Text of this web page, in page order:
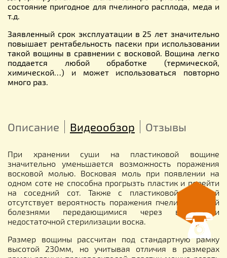
состояние пригодное для пчелиного расплода, меда и
т.д.
Заявленный срок эксплуатации в 25 лет значительно
повышает рентабельность пасеки при использовании
такой вощины в сравнении с восковой. Вощина легко
поддается любой обработке (термической,
химической…) и может использоваться повторно
много раз.
Описание Видеообзор Отзывы
При хранении суши на пластиковой вощине
значительно уменьшается возможность поражения
восковой молью. Восковая моль при появлении на
одном соте не способна прогрызть пластик и перейти
на соседний сот. Также с пластиковой вощиной
отсутствует вероятность поражения пчелиных семей
болезнями передающимися через воск при
недостаточной стерилизации воска.
Размер вощины рассчитан под стандартную рамку
высотой 230мм, но учитывая отличия в размерах